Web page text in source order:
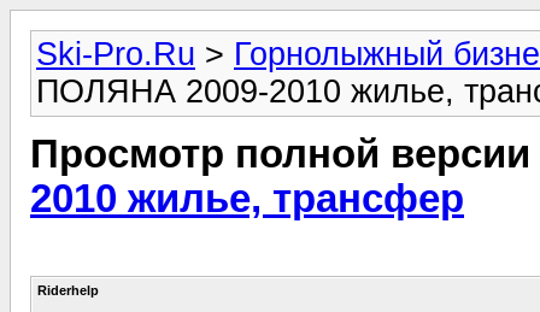
Ski-Pro.Ru > Горнолыжный
ПОЛЯНА 2009-2010 жилье,
Просмотр полной
2010 жилье, трансфер
Riderhelp